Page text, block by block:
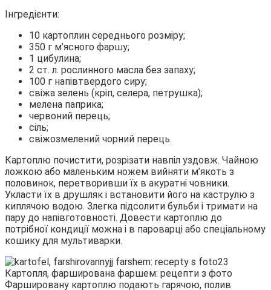
Інгредієнти:
10 картоплин середнього розміру;
350 г м’ясного фаршу;
1 цибулина;
2 ст. л. рослинного масла без запаху;
100 г напівтвердого сиру;
свіжа зелень (кріп, селера, петрушка);
мелена паприка;
червоний перець;
сіль;
свіжозмелений чорний перець.
Картоплю почистити, розрізати навпіл уздовж. Чайною
ложкою або маленьким ножем вийняти м’якоть з
половинок, перетворивши їх в акуратні човники.
Укласти їх в друшляк і встановити його на каструлю з
киплячою водою. Злегка підсолити бульби і тримати на
пару до напівготовності. Довести картоплю до
потрібної кондиції можна і в пароварці або спеціальному
кошику для мультиварки.
Фаршировану картоплю подають гарячою, полив